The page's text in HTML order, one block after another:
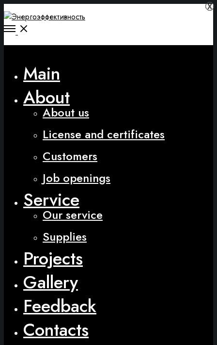
Main
About
About us
License and certificates
Customers
Job openings
Service
Our service
Supplies
Projects
Gallery
Feedback
Contacts
Х
Х